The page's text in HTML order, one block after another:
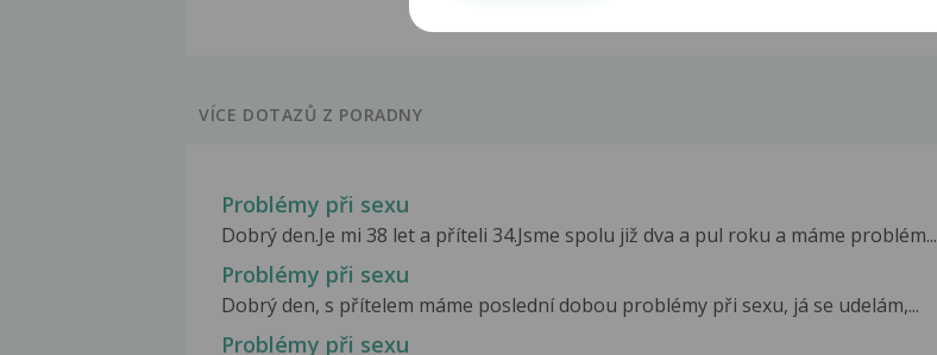
VÍCE DOTAZŮ Z PORADNY
Problémy při sexu
Dobrý den.Je mi 38 let a příteli 34.Jsme spolu již dva a pul roku a máme problém...
Problémy při sexu
Dobrý den, s přítelem máme poslední dobou problémy při sexu, já se udelám,...
Problémy při sexu